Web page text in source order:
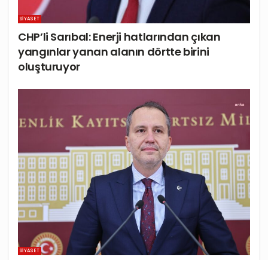
SIYASET
CHP’li Sarıbal: Enerji hatlarından çıkan
yangınlar yanan alanın dörtte birini
oluşturuyor
SIYASET